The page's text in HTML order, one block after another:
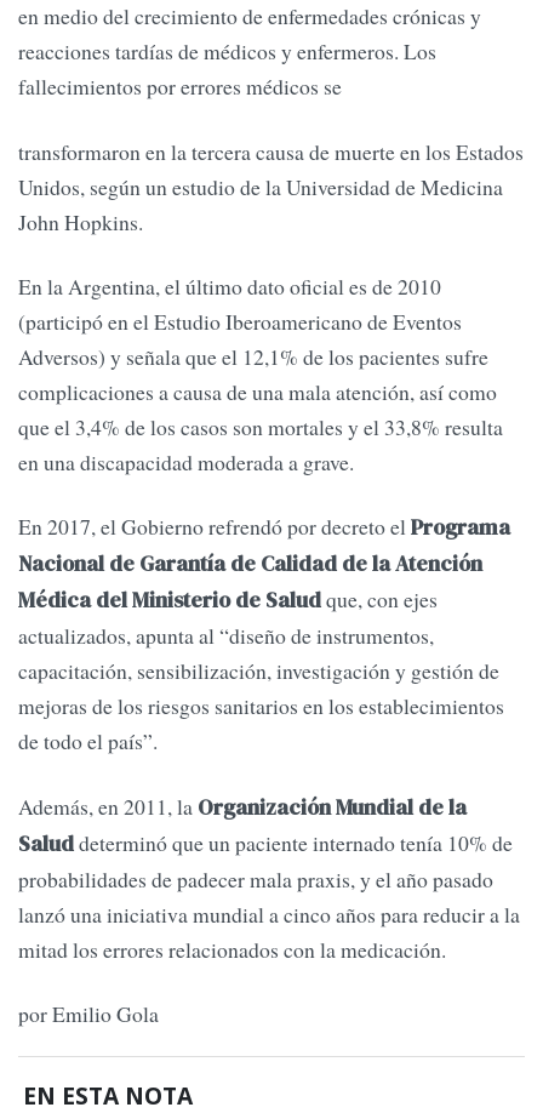
en medio del crecimiento de enfermedades crónicas y
reacciones tardías de médicos y enfermeros. Los
fallecimientos por errores médicos se
transformaron en la tercera causa de muerte en los Estados
Unidos, según un estudio de la Universidad de Medicina
John Hopkins.
En la Argentina, el último dato oficial es de 2010
(participó en el Estudio Iberoamericano de Eventos
Adversos) y señala que el 12,1% de los pacientes sufre
complicaciones a causa de una mala atención, así como
que el 3,4% de los casos son mortales y el 33,8% resulta
en una discapacidad moderada a grave.
En 2017, el Gobierno refrendó por decreto elPrograma
Nacional de Garantía de Calidad de la Atención
Médica del Ministerio de Saludque, con ejes
actualizados, apunta al “diseño de instrumentos,
capacitación, sensibilización, investigación y gestión de
mejoras de los riesgos sanitarios en los establecimientos
de todo el país”.
Además, en 2011, la Organización Mundial de la
Saluddeterminó que un paciente internado tenía 10% de
probabilidades de padecer mala praxis, y el año pasado
lanzó una iniciativa mundial a cinco años para reducir a la
mitad los errores relacionados con la medicación.
por Emilio Gola
EN ESTA NOTA